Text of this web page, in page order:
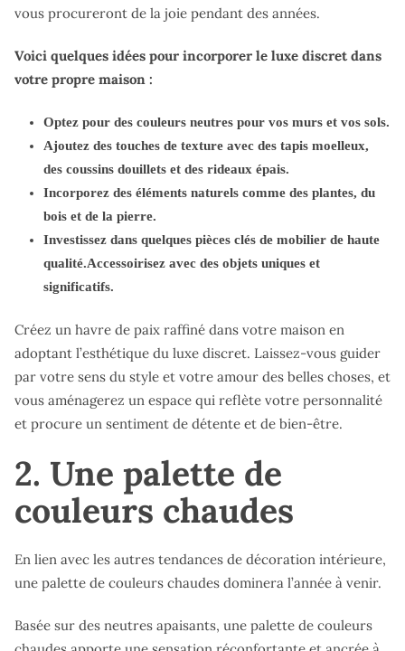
vous procureront de la joie pendant des années.
Voici quelques idées pour incorporer le luxe discret dans
votre propre maison :
Optez pour des couleurs neutres pour vos murs et vos sols.
Ajoutez des touches de texture avec des tapis moelleux,
des coussins douillets et des rideaux épais.
Incorporez des éléments naturels comme des plantes, du
bois et de la pierre.
Investissez dans quelques pièces clés de mobilier de haute
qualité.Accessoirisez avec des objets uniques et
significatifs.
Créez un havre de paix raffiné dans votre maison en
adoptant l’esthétique du luxe discret. Laissez-vous guider
par votre sens du style et votre amour des belles choses, et
vous aménagerez un espace qui reflète votre personnalité
et procure un sentiment de détente et de bien-être.
2. Une palette de
couleurs chaudes
En lien avec les autres tendances de décoration intérieure,
une palette de couleurs chaudes dominera l’année à venir.
Basée sur des neutres apaisants, une palette de couleurs